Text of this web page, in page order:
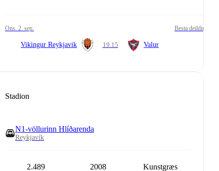
ons. 2. sep. Besta deildin
Vikingur Reykjavik 19.15 Valur
Stadion
N1-völlurinn Hlíðarenda
Reykjavík
2.489 2008 Kunstgræs